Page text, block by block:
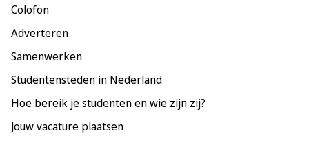
Colofon
Adverteren
Samenwerken
Studentensteden in Nederland
Hoe bereik je studenten en wie zijn zij?
Jouw vacature plaatsen